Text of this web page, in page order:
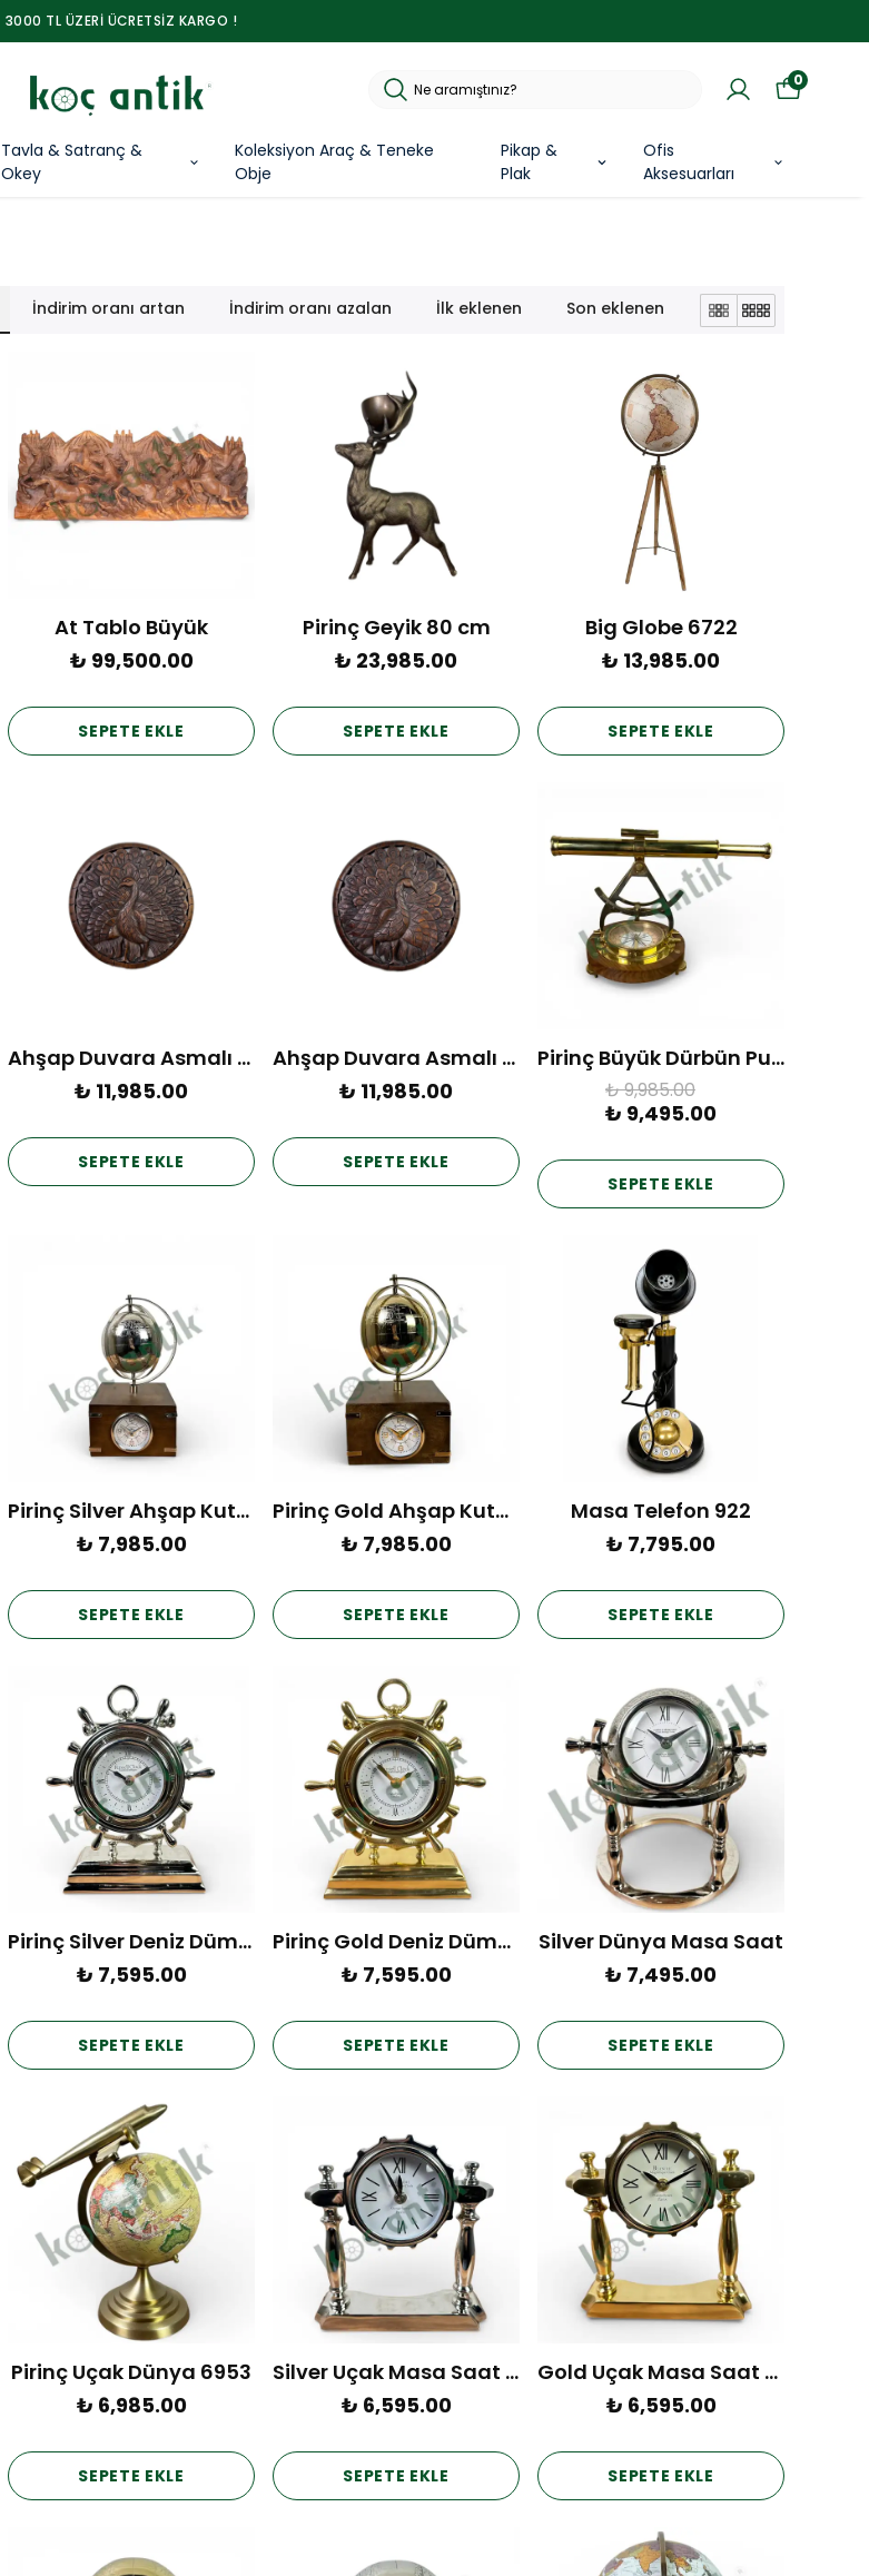
3000 TL ÜZERİ ÜCRETSİZ KARGO !
Tavla & Satranç &
Okey
Koleksiyon Araç & Teneke
Obje
Pikap &
Plak
Ofis
Aksesuarları
0
İndirim oranı artan İndirim oranı azalan İlk eklenen Son eklenen
At Tablo Büyük
₺ 99,500.00
SEPETE EKLE
Pirinç Geyik 80 cm
₺ 23,985.00
SEPETE EKLE
Big Globe 6722
₺ 13,985.00
SEPETE EKLE
Ahşap Duvara Asmalı Pano 60cm
₺ 11,985.00
SEPETE EKLE
Ahşap Duvara Asmalı Pano 60 cm
₺ 11,985.00
SEPETE EKLE
Pirinç Büyük Dürbün Pusula
₺ 9,985.00
₺ 9,495.00
SEPETE EKLE
Pirinç Silver Ahşap Kutulu Saat
₺ 7,985.00
SEPETE EKLE
Pirinç Gold Ahşap Kutulu Saat
₺ 7,985.00
SEPETE EKLE
Masa Telefon 922
₺ 7,795.00
SEPETE EKLE
Pirinç Silver Deniz Dümeni Saat
₺ 7,595.00
SEPETE EKLE
Pirinç Gold Deniz Dümeni Saat
₺ 7,595.00
SEPETE EKLE
Silver Dünya Masa Saat
₺ 7,495.00
SEPETE EKLE
Pirinç Uçak Dünya 6953
₺ 6,985.00
SEPETE EKLE
Silver Uçak Masa Saat 32
₺ 6,595.00
SEPETE EKLE
Gold Uçak Masa Saat 32
₺ 6,595.00
SEPETE EKLE